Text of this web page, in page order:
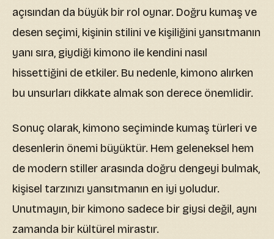
açısından da büyük bir rol oynar. Doğru kumaş ve
desen seçimi, kişinin stilini ve kişiliğini yansıtmanın
yanı sıra, giydiği kimono ile kendini nasıl
hissettiğini de etkiler. Bu nedenle, kimono alırken
bu unsurları dikkate almak son derece önemlidir.
Sonuç olarak, kimono seçiminde kumaş türleri ve
desenlerin önemi büyüktür. Hem geleneksel hem
de modern stiller arasında doğru dengeyi bulmak,
kişisel tarzınızı yansıtmanın en iyi yoludur.
Unutmayın, bir kimono sadece bir giysi değil, aynı
zamanda bir kültürel mirastır.